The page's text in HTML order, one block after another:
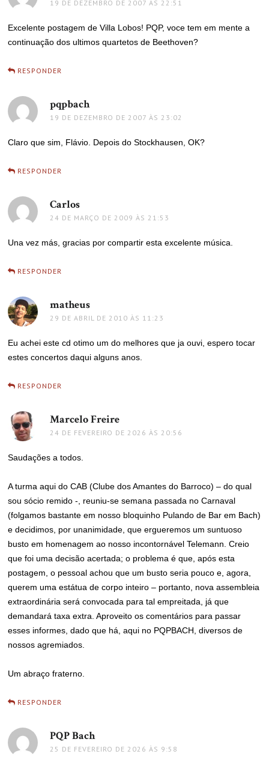
19 DE DEZEMBRO DE 2007 ÀS 22:51
Excelente postagem de Villa Lobos! PQP, voce tem em mente a
continuação dos ultimos quartetos de Beethoven?
RESPONDER
pqpbachdisse:
19 DE DEZEMBRO DE 2007 ÀS 23:02
Claro que sim, Flávio. Depois do Stockhausen, OK?
RESPONDER
Carlos
24 DE MARÇO DE 2009 ÀS 21:53
Una vez más, gracias por compartir esta excelente música.
RESPONDER
matheus
29 DE ABRIL DE 2010 ÀS 11:23
Eu achei este cd otimo um do melhores que ja ouvi, espero tocar
estes concertos daqui alguns anos.
RESPONDER
Marcelo Freire
24 DE FEVEREIRO DE 2026 ÀS 20:56
Saudações a todos.
A turma aqui do CAB (Clube dos Amantes do Barroco) – do qual
sou sócio remido -, reuniu-se semana passada no Carnaval
(folgamos bastante em nosso bloquinho Pulando de Bar em Bach)
e decidimos, por unanimidade, que ergueremos um suntuoso
busto em homenagem ao nosso incontornável Telemann. Creio
que foi uma decisão acertada; o problema é que, após esta
postagem, o pessoal achou que um busto seria pouco e, agora,
querem uma estátua de corpo inteiro – portanto, nova assembleia
extraordinária será convocada para tal empreitada, já que
demandará taxa extra. Aproveito os comentários para passar
esses informes, dado que há, aqui no PQPBACH, diversos de
nossos agremiados.
Um abraço fraterno.
RESPONDER
PQP Bachdisse:
25 DE FEVEREIRO DE 2026 ÀS 9:58